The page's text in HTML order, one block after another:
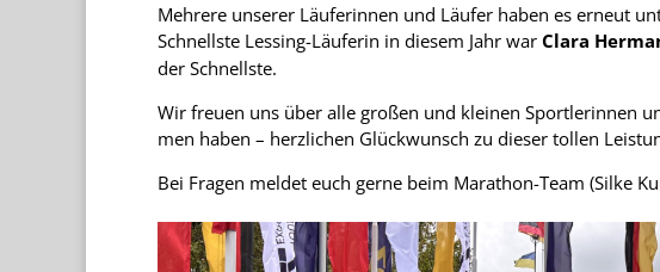
Meh­rere unse­rer Läu­fe­rin­nen und Läu­fer haben es erneut
Schnellste Les­sing-Läu­fe­rin in die­sem Jahr war Clara
der Schnellste.
Wir freuen uns über alle gro­ßen und klei­nen Sport­le­rin­nen
men haben – herz­li­chen Glück­wunsch zu die­ser tol­len
Bei Fra­gen mel­det euch gerne beim Mara­thon-Team (Silke